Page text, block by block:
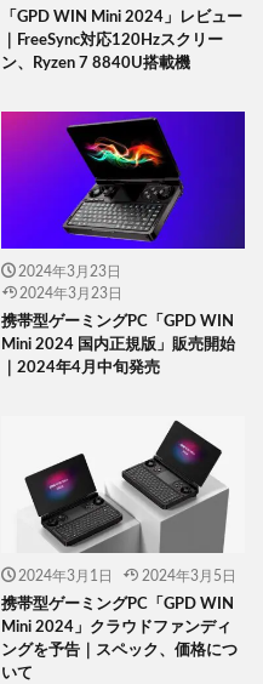
「GPD WIN Mini 2024」レビュー
｜FreeSync対応120Hzスクリー
ン、Ryzen 7 8840U搭載機
2024年3月23日
2024年3月23日
携帯型ゲーミングPC「GPD WIN
Mini 2024 国内正規版」販売開始
｜2024年4月中旬発売
2024年3月1日 2024年3月5日
携帯型ゲーミングPC「GPD WIN
Mini 2024」クラウドファンディ
ングを予告｜スペック、価格につ
いて